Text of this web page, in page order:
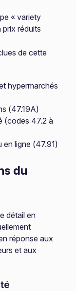
« variety
réduits
de cette
hypermarchés
(47.19A)
(codes 47.2 à
en ligne (47.91)
du
détail en
réponse aux
et aux